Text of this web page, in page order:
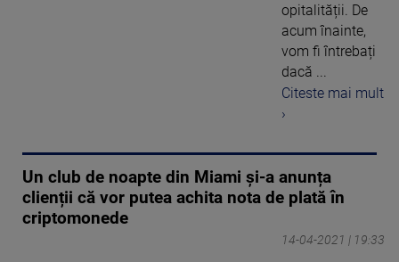
opitalității. De
acum înainte,
vom fi întrebați
dacă ...
Citeste mai mult
›
Un club de noapte din Miami și-a anunța
clienții că vor putea achita nota de plată în
criptomonede
14-04-2021 | 19:33